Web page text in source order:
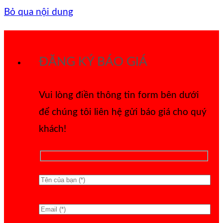
Bỏ qua nội dung
ĐĂNG KÝ BÁO GIÁ
Vui lòng điền thông tin form bên dưới
để chúng tôi liên hệ gửi báo giá cho quý
khách!